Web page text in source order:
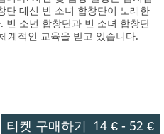
단 대신 빈 소녀 합창단이 노래한
빈 소년 합창단과 빈 소녀 합창단
계적인 교육을 받고 있습니다.
티켓 구매하기 14 €- 52 €